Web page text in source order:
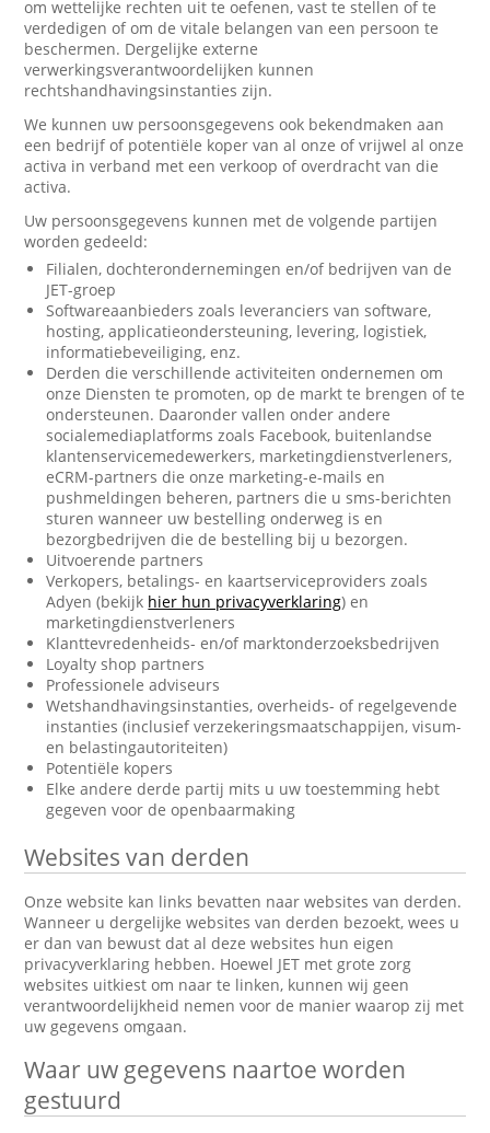
om wettelijke rechten uit te oefenen, vast te stellen of te
verdedigen of om de vitale belangen van een persoon te
beschermen. Dergelijke externe
verwerkingsverantwoordelijken kunnen
rechtshandhavingsinstanties zijn.
We kunnen uw persoonsgegevens ook bekendmaken aan
een bedrijf of potentiële koper van al onze of vrijwel al onze
activa in verband met een verkoop of overdracht van die
activa.
Uw persoonsgegevens kunnen met de volgende partijen
worden gedeeld:
Filialen, dochterondernemingen en/of bedrijven van de
JET-groep
Softwareaanbieders zoals leveranciers van software,
hosting, applicatieondersteuning, levering, logistiek,
informatiebeveiliging, enz.
Derden die verschillende activiteiten ondernemen om
onze Diensten te promoten, op de markt te brengen of te
ondersteunen. Daaronder vallen onder andere
socialemediaplatforms zoals Facebook, buitenlandse
klantenservicemedewerkers, marketingdienstverleners,
eCRM-partners die onze marketing-e-mails en
pushmeldingen beheren, partners die u sms-berichten
sturen wanneer uw bestelling onderweg is en
bezorgbedrijven die de bestelling bij u bezorgen.
Uitvoerende partners
Verkopers, betalings- en kaartserviceproviders zoals
Adyen (bekijk hier hun privacyverklaring) en
marketingdienstverleners
Klanttevredenheids- en/of marktonderzoeksbedrijven
Loyalty shop partners
Professionele adviseurs
Wetshandhavingsinstanties, overheids- of regelgevende
instanties (inclusief verzekeringsmaatschappijen, visum-
en belastingautoriteiten)
Potentiële kopers
Elke andere derde partij mits u uw toestemming hebt
gegeven voor de openbaarmaking
Websites van derden
Onze website kan links bevatten naar websites van derden.
Wanneer u dergelijke websites van derden bezoekt, wees u
er dan van bewust dat al deze websites hun eigen
privacyverklaring hebben. Hoewel JET met grote zorg
websites uitkiest om naar te linken, kunnen wij geen
verantwoordelijkheid nemen voor de manier waarop zij met
uw gegevens omgaan.
Waar uw gegevens naartoe worden
gestuurd